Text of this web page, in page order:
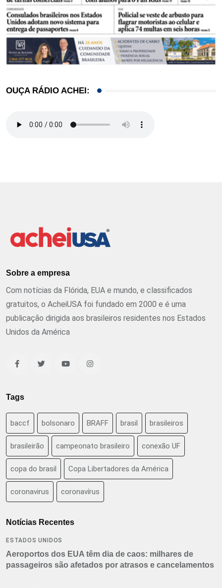
OUÇA RÁDIO ACHEI:
Sobre a empresa
Com notícias da Flórida, EUA e mundo, e classificados
gratuitos, o AcheiUSA foi fundado em 2000 e é uma
publicação dirigida aos brasileiros residentes nos Estados
Unidos da América
Tags
baccf bolsonaro BRAFF brasil brasileiros
brasileirão campeonato brasileiro conexão UF
copa do brasil Copa Libertadores da América
coronavirus coronavírus
Notícias Recentes
ESTADOS UNIDOS
Aeroportos dos EUA têm dia de caos: milhares de
passageiros são afetados por atrasos e cancelamentos